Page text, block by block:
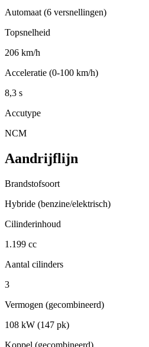
Automaat (6 versnellingen)
Topsnelheid
206 km/h
Acceleratie (0-100 km/h)
8,3 s
Accutype
NCM
Aandrijflijn
Brandstofsoort
Hybride (benzine/elektrisch)
Cilinderinhoud
1.199 cc
Aantal cilinders
3
Vermogen (gecombineerd)
108 kW (147 pk)
Koppel (gecombineerd)